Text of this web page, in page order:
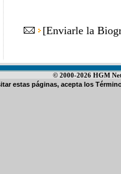
[Enviarle la
© 2000-2026 HGM
estas páginas, acepta los